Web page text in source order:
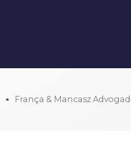
França & Mancasz